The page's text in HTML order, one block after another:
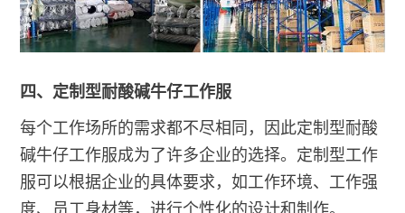
四、定制型耐酸碱牛仔工作服
每个工作场所的需求都不尽相同，因此定制型耐酸
碱牛仔工作服成为了许多企业的选择。定制型工作
服可以根据企业的具体要求，如工作环境、工作强
度、员工身材等，进行个性化的设计和制作。